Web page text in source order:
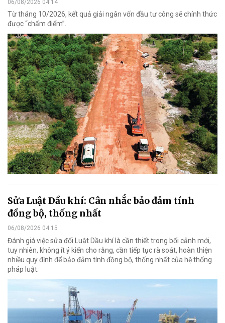
06/08/2026 04:14
Từ tháng 10/2026, kết quả giải ngân vốn đầu tư công sẽ chính thức
được “chấm điểm”.
Sửa Luật Dầu khí: Cân nhắc bảo đảm tính
đồng bộ, thống nhất
06/08/2026 04:15
Đánh giá việc sửa đổi Luật Dầu khí là cần thiết trong bối cảnh mới,
tuy nhiên, không ít ý kiến cho rằng, cần tiếp tục rà soát, hoàn thiện
nhiều quy định để bảo đảm tính đồng bộ, thống nhất của hệ thống
pháp luật.